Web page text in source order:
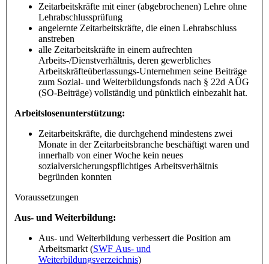
Zeitarbeitskräfte mit einer (abgebrochenen) Lehre ohne
Lehrabschlussprüfung
angelernte Zeitarbeitskräfte, die einen Lehrabschluss
anstreben
alle Zeitarbeitskräfte in einem aufrechten
Arbeits-/Dienstverhältnis, deren gewerbliches
Arbeitskräfteüberlassungs-Unternehmen seine Beiträge
zum Sozial- und Weiterbildungsfonds nach § 22d AÜG
(SO-Beiträge) vollständig und pünktlich einbezahlt hat.
Arbeitslosenunterstützung:
Zeitarbeitskräfte, die durchgehend mindestens zwei
Monate in der Zeitarbeitsbranche beschäftigt waren und
innerhalb von einer Woche kein neues
sozialversicherungspflichtiges Arbeitsverhältnis
begründen konnten
Voraussetzungen
Aus- und Weiterbildung:
Aus- und Weiterbildung verbessert die Position am
Arbeitsmarkt (SWF Aus- und
Weiterbildungsverzeichnis)